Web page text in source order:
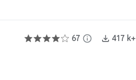
67 info 417 k+